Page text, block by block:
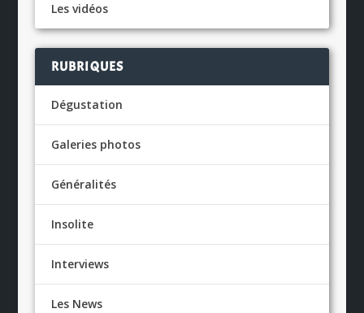
Les vidéos
RUBRIQUES
Dégustation
Galeries photos
Généralités
Insolite
Interviews
Les News